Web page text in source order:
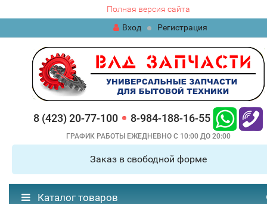
Полная версия сайта
Вход
Регистрация
8 (423) 20-77-100 8-984-188-16-55
ГРАФИК РАБОТЫ ЕЖЕДНЕВНО С 10:00 ДО 20:00
Заказ в свободной форме
Каталог товаров